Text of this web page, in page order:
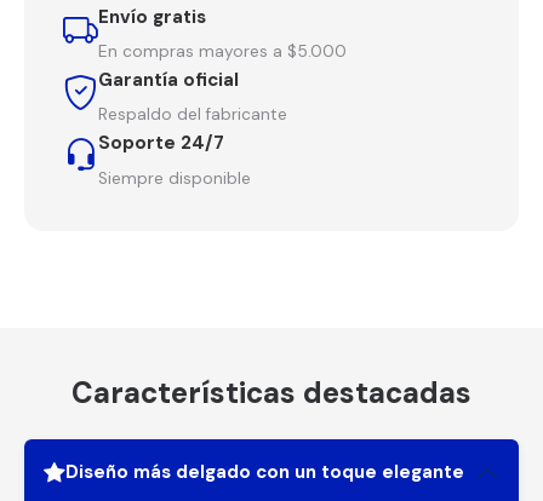
Envío gratis
En compras mayores a $5.000
Garantía oficial
Respaldo del fabricante
Soporte 24/7
Siempre disponible
Características destacadas
Diseño más delgado con un toque elegante